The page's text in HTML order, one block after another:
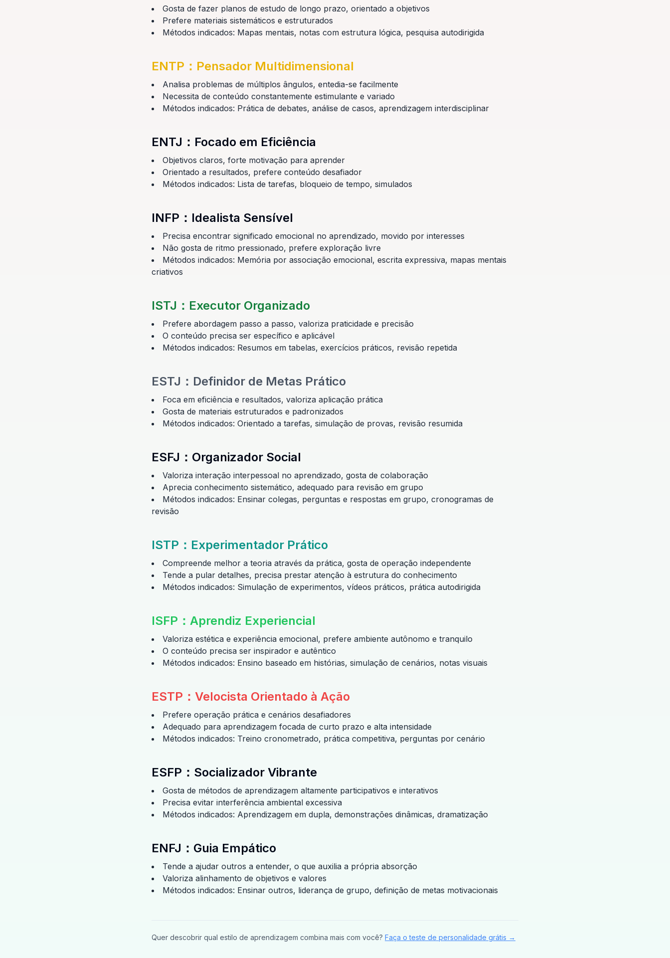
Gosta de fazer planos de estudo de longo prazo, orientado a objetivos
Prefere materiais sistemáticos e estruturados
Métodos indicados: Mapas mentais, notas com estrutura lógica, pesquisa autodirigida
ENTP ： Pensador Multidimensional
Analisa problemas de múltiplos ângulos, entedia-se facilmente
Necessita de conteúdo constantemente estimulante e variado
Métodos indicados: Prática de debates, análise de casos, aprendizagem interdisciplinar
ENTJ ： Focado em Eficiência
Objetivos claros, forte motivação para aprender
Orientado a resultados, prefere conteúdo desafiador
Métodos indicados: Lista de tarefas, bloqueio de tempo, simulados
INFP ： Idealista Sensível
Precisa encontrar significado emocional no aprendizado, movido por interesses
Não gosta de ritmo pressionado, prefere exploração livre
Métodos indicados: Memória por associação emocional, escrita expressiva, mapas mentais
criativos
ISTJ ： Executor Organizado
Prefere abordagem passo a passo, valoriza praticidade e precisão
O conteúdo precisa ser específico e aplicável
Métodos indicados: Resumos em tabelas, exercícios práticos, revisão repetida
ESTJ ： Definidor de Metas Prático
Foca em eficiência e resultados, valoriza aplicação prática
Gosta de materiais estruturados e padronizados
Métodos indicados: Orientado a tarefas, simulação de provas, revisão resumida
ESFJ ： Organizador Social
Valoriza interação interpessoal no aprendizado, gosta de colaboração
Aprecia conhecimento sistemático, adequado para revisão em grupo
Métodos indicados: Ensinar colegas, perguntas e respostas em grupo, cronogramas de
revisão
ISTP ： Experimentador Prático
Compreende melhor a teoria através da prática, gosta de operação independente
Tende a pular detalhes, precisa prestar atenção à estrutura do conhecimento
Métodos indicados: Simulação de experimentos, vídeos práticos, prática autodirigida
ISFP ： Aprendiz Experiencial
Valoriza estética e experiência emocional, prefere ambiente autônomo e tranquilo
O conteúdo precisa ser inspirador e autêntico
Métodos indicados: Ensino baseado em histórias, simulação de cenários, notas visuais
ESTP ： Velocista Orientado à Ação
Prefere operação prática e cenários desafiadores
Adequado para aprendizagem focada de curto prazo e alta intensidade
Métodos indicados: Treino cronometrado, prática competitiva, perguntas por cenário
ESFP ： Socializador Vibrante
Gosta de métodos de aprendizagem altamente participativos e interativos
Precisa evitar interferência ambiental excessiva
Métodos indicados: Aprendizagem em dupla, demonstrações dinâmicas, dramatização
ENFJ ： Guia Empático
Tende a ajudar outros a entender, o que auxilia a própria absorção
Valoriza alinhamento de objetivos e valores
Métodos indicados: Ensinar outros, liderança de grupo, definição de metas motivacionais
Quer descobrir qual estilo de aprendizagem combina mais com você? Faça o teste de personalidade grátis →